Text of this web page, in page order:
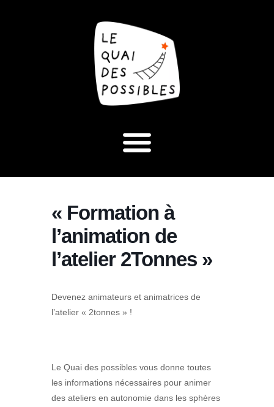
« Formation à
l’animation de
l’atelier 2Tonnes »
Devenez animateurs et animatrices de
l’atelier « 2tonnes » !
Le Quai des possibles vous donne toutes
les informations nécessaires pour animer
des ateliers en autonomie dans les sphères